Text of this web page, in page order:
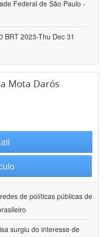
Federal de São Paulo -
BRT 2023-Thu Dec 31
Mota Darós
de políticas públicas de
surgiu do interesse de